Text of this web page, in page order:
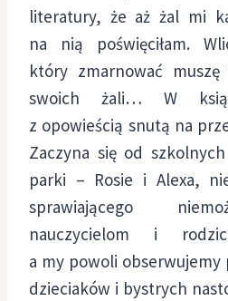
literatury, że aż żal mi
na nią poświęciłam.
który zmarnować muszę
swoich żali… W
z opowieścią snutą na
Zaczyna się od
parki – Rosie i Alexa,
sprawiającego
nauczycielom i
a my powoli obserwujemy
dzieciaków i bystrych